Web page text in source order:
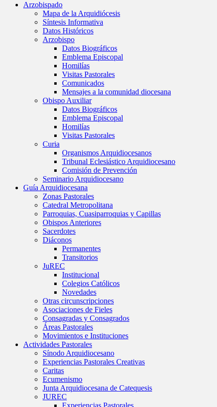
Arzobispado
Mapa de la Arquidiócesis
Síntesis Informativa
Datos Históricos
Arzobispo
Datos Biográficos
Emblema Episcopal
Homilías
Visitas Pastorales
Comunicados
Mensajes a la comunidad diocesana
Obispo Auxiliar
Datos Biográficos
Emblema Episcopal
Homilías
Visitas Pastorales
Curia
Organismos Arquidiocesanos
Tribunal Eclesiástico Arquidiocesano
Comisión de Prevención
Seminario Arquidiocesano
Guía Arquidiocesana
Zonas Pastorales
Catedral Metropolitana
Parroquias, Cuasiparroquias y Capillas
Obispos Anteriores
Sacerdotes
Diáconos
Permanentes
Transitorios
JuREC
Institucional
Colegios Católicos
Novedades
Otras circunscripciones
Asociaciones de Fieles
Consagradas y Consagrados
Áreas Pastorales
Movimientos e Instituciones
Actividades Pastorales
Sínodo Arquidiocesano
Experiencias Pastorales Creativas
Caritas
Ecumenismo
Junta Arquidiocesana de Catequesis
JUREC
Experiencias Pastorales